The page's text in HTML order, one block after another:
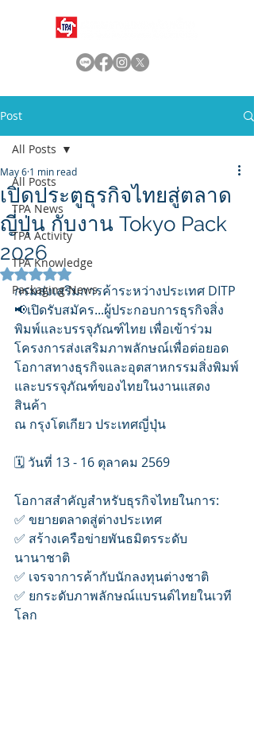
Post
All Posts
TPA News
TPA Activity
TPA Knowledge
Packaging News
All Posts
เปิดประตูธุรกิจไทยสู่ตลาด
ญี่ปุ่น กับงาน Tokyo Pack
2026
May 6 1 min read
Rated NaN out of 5 stars.
กรมส่งเสริมการค้าระหว่างประเทศ DITP
📢เปิดรับสมัคร...ผู้ประกอบการธุรกิจสิ่ง
พิมพ์และบรรจุภัณฑ์ไทย เพื่อเข้าร่วม
โครงการส่งเสริมภาพลักษณ์เพื่อต่อยอด
โอกาสทางธุรกิจและอุตสาหกรรมสิ่งพิมพ์
และบรรจุภัณฑ์ของไทยในงานแสดง
สินค้า
ณ กรุงโตเกียว ประเทศญี่ปุ่น
🗓️ วันที่ 13 - 16 ตุลาคม 2569
โอกาสสำคัญสำหรับธุรกิจไทยในการ:
✅ ขยายตลาดสู่ต่างประเทศ
✅ สร้างเครือข่ายพันธมิตรระดับ
นานาชาติ
✅ เจรจาการค้ากับนักลงทุนต่างชาติ
✅ ยกระดับภาพลักษณ์แบรนด์ไทยในเวที
โลก